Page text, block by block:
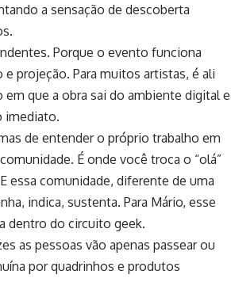
a sensação de descoberta
Porque o evento funciona
projeção. Para muitos artistas, é ali
que a obra sai do ambiente digital e
imediato.
de entender o próprio trabalho em
É onde você troca o “olá”
essa comunidade, diferente de uma
indica, sustenta. Para Mário, esse
dentro do circuito geek.
as pessoas vão apenas passear ou
por quadrinhos e produtos